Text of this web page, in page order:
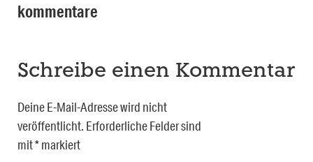
kommentare
Schreibe einen Kommentar
Deine E-Mail-Adresse wird nicht
veröffentlicht. Erforderliche Felder sind
mit*markiert